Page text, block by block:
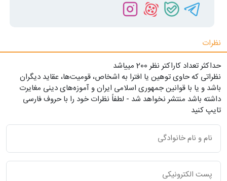
نظرات
حداکثر تعداد کاراکتر نظر 200 ميياشد
نظراتی که حاوی توهین یا افترا به اشخاص، قومیت‌ها، عقاید دیگران
باشد و یا با قوانین جمهوری اسلامی ایران و آموزه‌های دینی مغایرت
داشته باشد منتشر نخواهد شد - لطفاً نظرات خود را با حروف فارسی
تایپ کنید